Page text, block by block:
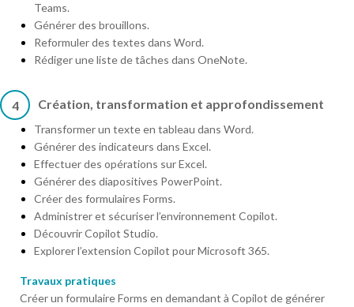
Teams.
Générer des brouillons.
Reformuler des textes dans Word.
Rédiger une liste de tâches dans OneNote.
4 Création, transformation et approfondissement
Transformer un texte en tableau dans Word.
Générer des indicateurs dans Excel.
Effectuer des opérations sur Excel.
Générer des diapositives PowerPoint.
Créer des formulaires Forms.
Administrer et sécuriser l’environnement Copilot.
Découvrir Copilot Studio.
Explorer l’extension Copilot pour Microsoft 365.
Travaux pratiques
Créer un formulaire Forms en demandant à Copilot de générer